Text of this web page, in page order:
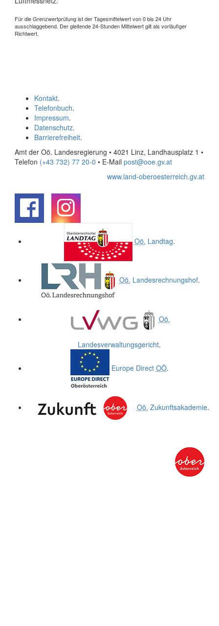
Für die Grenzwertprüfung ist der Tagesmittelwert von 0 bis 24 Uhr
ausschlaggebend. Der gleitende 24-Stunden Mittelwert gilt als vorläufiger
Richtwert.
Kontakt.
Telefonbuch.
Impressum.
Datenschutz.
Barrierefreiheit.
Amt der Oö. Landesregierung • 4021 Linz, Landhausplatz 1 •
Telefon (+43 732) 77 20-0 • E-Mail post@ooe.gv.at
www.land-oberoesterreich.gv.at
Oö. Landtag.
Oö. Landesrechnungshof.
Oö.
Landesverwaltungsgericht.
Europe Direct OÖ.
Oö. Zukunftsakademie.